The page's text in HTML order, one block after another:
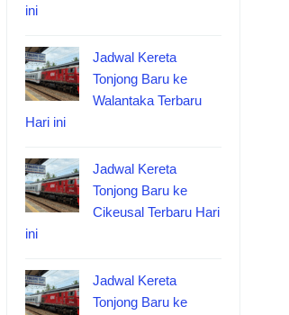
ini
Jadwal Kereta
Tonjong Baru ke
Walantaka Terbaru
Hari ini
Jadwal Kereta
Tonjong Baru ke
Cikeusal Terbaru Hari
ini
Jadwal Kereta
Tonjong Baru ke